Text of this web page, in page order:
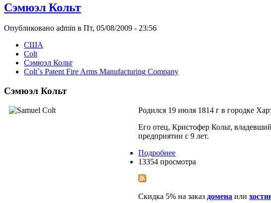
Сэмюэл Кольт
Опубликовано admin в Пт, 05/08/2009 - 23:56
США
Colt
Сэмюэл Кольт
Colt`s Patent Fire Arms Manufacturing Company
Сэмюэл Кольт
Родился 19 июля 1814 г в городке
Его отец, Кристофер Кольт,
предприятии с 9 лет.
Подробнее
13354 просмотра
Скидка 5% на заказ домена или